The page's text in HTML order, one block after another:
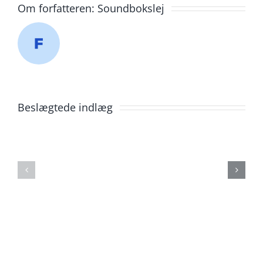
Om forfatteren: Soundbokslej
Beslægtede indlæg
soundboks